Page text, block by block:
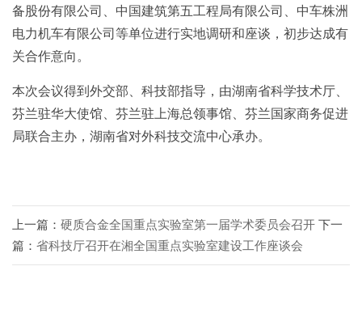
备股份有限公司、中国建筑第五工程局有限公司、中车株洲
电力机车有限公司等单位进行实地调研和座谈，初步达成有
关合作意向。
本次会议得到外交部、科技部指导，由湖南省科学技术厅、
芬兰驻华大使馆、芬兰驻上海总领事馆、芬兰国家商务促进
局联合主办，湖南省对外科技交流中心承办。
上一篇： 硬质合金全国重点实验室第一届学术委员会召开 下一
篇： 省科技厅召开在湘全国重点实验室建设工作座谈会